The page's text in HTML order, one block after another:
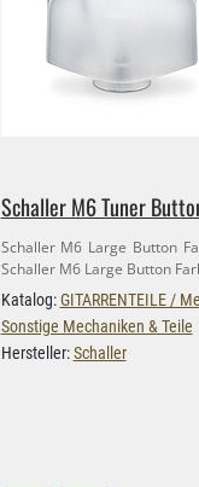
Schaller M6 Tuner
Schaller M6 Large Button
Schaller M6 Large Button
Katalog:GITARRENTEILE /
Sonstige Mechaniken & Teile
Hersteller:Schaller